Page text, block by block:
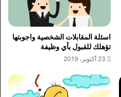
اسئلة المقابلات الشخصية واجوبتها
تؤهلك للقبول بأي وظيفة
23 أكتوبر، 2019